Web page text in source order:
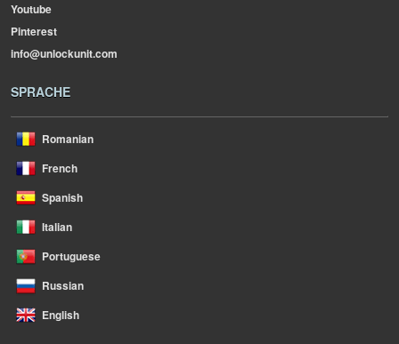
Youtube
Pinterest
info@unlockunit.com
SPRACHE
Romanian
French
Spanish
Italian
Portuguese
Russian
English